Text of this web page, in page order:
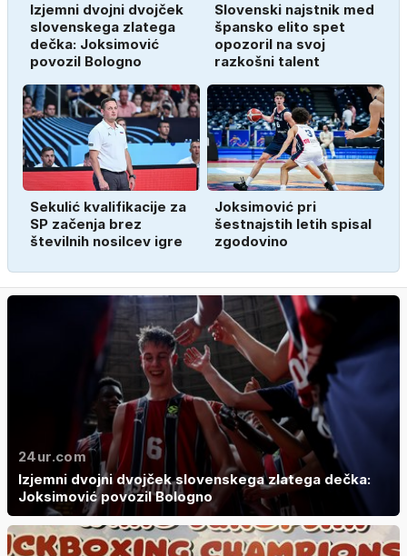
Izjemni dvojni dvojček
slovenskega zlatega
dečka: Joksimović
povozil Bologno
Slovenski najstnik med
špansko elito spet
opozoril na svoj
razkošni talent
Sekulić kvalifikacije za
SP začenja brez
številnih nosilcev igre
Joksimović pri
šestnajstih letih spisal
zgodovino
24ur.com
Izjemni dvojni dvojček slovenskega zlatega dečka:
Joksimović povozil Bologno